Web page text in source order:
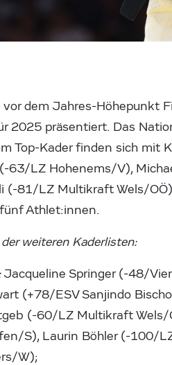
dem Jahres-Höhepunkt
2025 präsentiert. Das
Top-Kader finden sich mit
63/LZ Hohenems/V),
(-81/LZ Multikraft Wels/
Athlet:innen.
weiteren Kaderlisten:
Jacqueline Springer (-48/
(+78/ESV Sanjindo
(-60/LZ Multikraft Wels/
S), Laurin Böhler (-100/
W);